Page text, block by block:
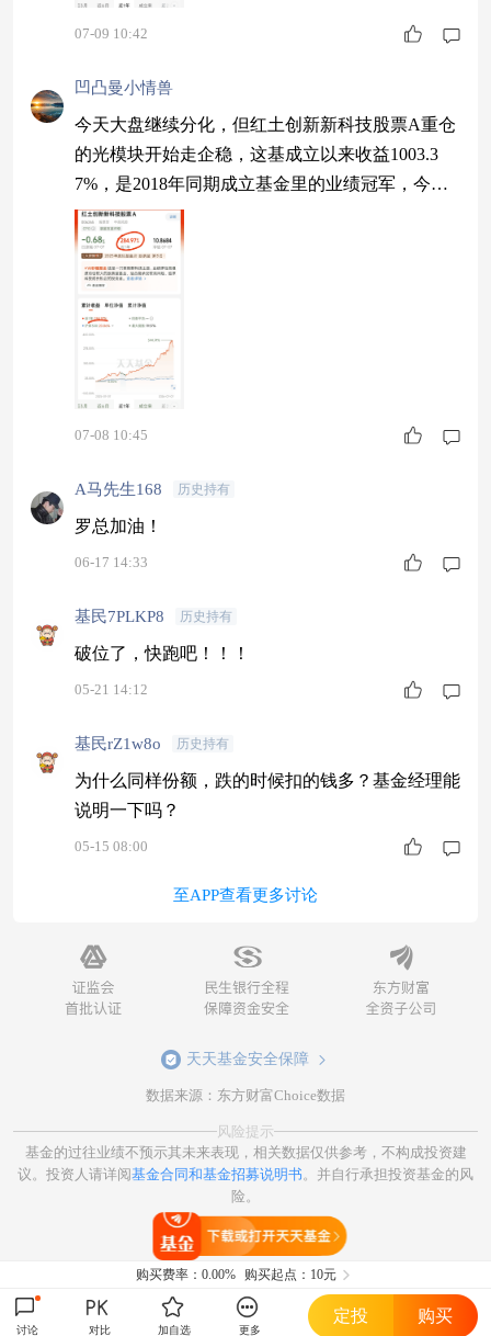
07-09 10:42
凹凸曼小情兽
今天大盘继续分化，但红土创新新科技股票A重仓
的光模块开始走企稳，这基成立以来收益1003.3
7%，是2018年同期成立基金里的业绩冠军，今天
看到新闻，英特尔CPU继续涨价，高端服务器产品
涨了7%-12%。算力硬件涨价说明需求太旺盛了，
光模块作为算力网络的核心部件，景气度只会更
高，不想10元起投的可以看看红土创新新科技股票
C，持仓和A类一样，不要手续费，适合定投$红土
创新新科技股票A$
07-08 10:45
A马先生168 历史持有
罗总加油！
06-17 14:33
基民7PLKP8 历史持有
破位了，快跑吧！！！
05-21 14:12
基民rZ1w8o 历史持有
为什么同样份额，跌的时候扣的钱多？基金经理能
说明一下吗？
05-15 08:00
至APP查看更多讨论
天天基金安全保障
数据来源：东方财富Choice数据
风险提示
基金的过往业绩不预示其未来表现，相关数据仅供参考，不构成投资建
议。投资人请详阅基金合同和基金招募说明书 。并自行承担投资基金的风
险。
购买费率： 0.00% 购买起点：10元
讨论 对比 加自选 更多
定投 购买
打开天天基金